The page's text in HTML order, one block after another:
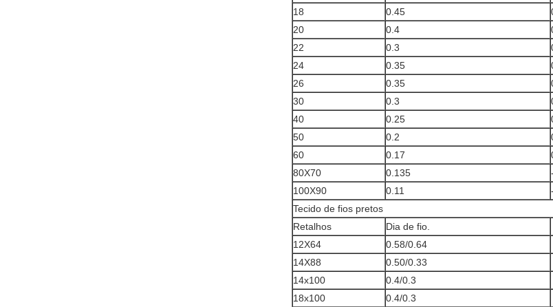
18
0.45
20
0.4
22
0.3
24
0.35
26
0.35
30
0.3
40
0.25
50
0.2
60
0.17
80X70
0.135
100X90
0.11
Tecido de fios pretos
Retalhos
Dia de fio.
12X64
0.58/0.64
14X88
0.50/0.33
14x100
0.4/0.3
18x100
0.4/0.3